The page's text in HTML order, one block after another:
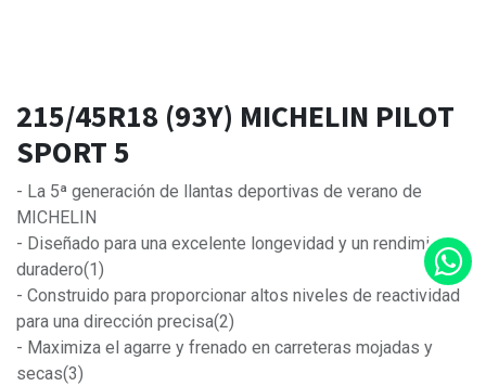
215/45R18 (93Y) MICHELIN PILOT
SPORT 5
- La 5ª generación de llantas deportivas de verano de
MICHELIN
- Diseñado para una excelente longevidad y un rendimiento
duradero(1)
- Construido para proporcionar altos niveles de reactividad
para una dirección precisa(2)
- Maximiza el agarre y frenado en carreteras mojadas y
secas(3)